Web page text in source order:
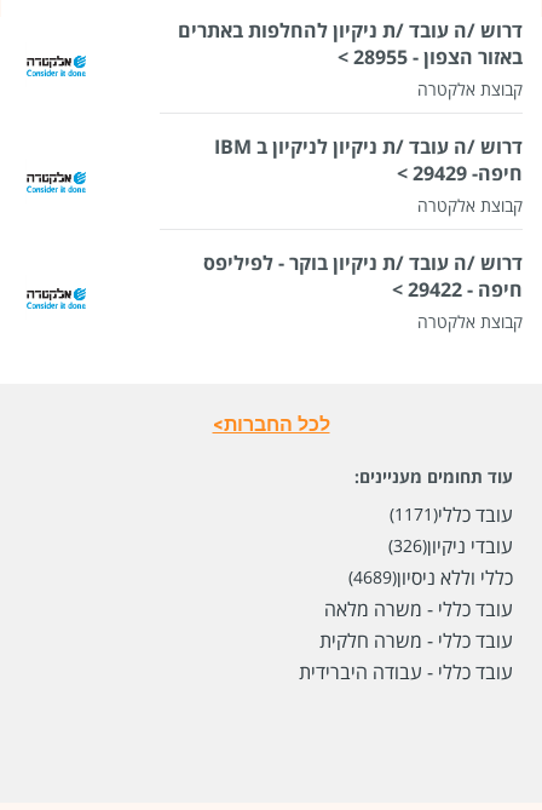
דרוש /ה עובד /ת ניקיון להחלפות באתרים
באזור הצפון - 28955 >
קבוצת אלקטרה
דרוש /ה עובד /ת ניקיון לניקיון ב IBM
חיפה- 29429 >
קבוצת אלקטרה
דרוש /ה עובד /ת ניקיון בוקר - לפיליפס
חיפה - 29422 >
קבוצת אלקטרה
לכל החברות>
עוד תחומים מעניינים:
עובד כללי(1171)
עובדי ניקיון(326)
כללי וללא ניסיון(4689)
עובד כללי - משרה מלאה
עובד כללי - משרה חלקית
עובד כללי - עבודה היברידית